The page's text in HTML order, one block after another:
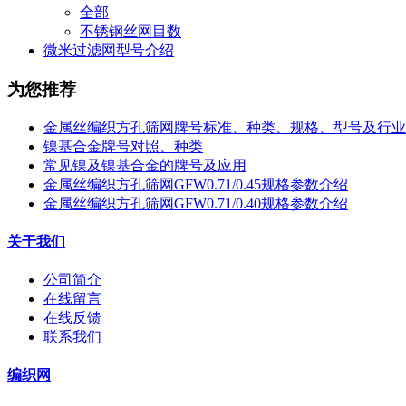
全部
不锈钢丝网目数
微米过滤网型号介绍
为您推荐
金属丝编织方孔筛网牌号标准、种类、规格、型号及行
镍基合金牌号对照、种类
常见镍及镍基合金的牌号及应用
金属丝编织方孔筛网GFW0.71/0.45规格参数介绍
金属丝编织方孔筛网GFW0.71/0.40规格参数介绍
关于我们
公司简介
在线留言
在线反馈
联系我们
编织网